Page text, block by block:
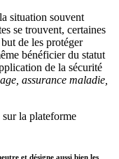
situation souvent
se trouvent, certaines
de les protéger
bénéficier du statut
de la sécurité
assurance maladie,
la plateforme
et désigne aussi bien les